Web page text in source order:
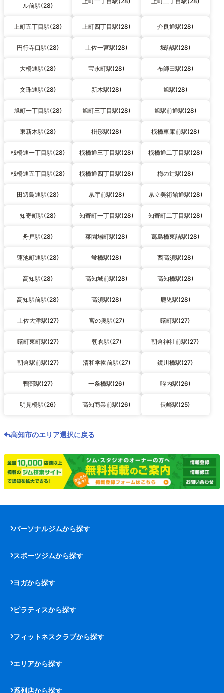
ル前駅(28)
上町五丁目駅(28) 上町四丁目駅(28) 介良通駅(28)
円行寺口駅(28) 土佐一宮駅(28) 堀詰駅(28)
大橋通駅(28) 宝永町駅(28) 布師田駅(28)
文珠通駅(28) 新木駅(28) 旭駅(28)
旭町一丁目駅(28) 旭町三丁目駅(28) 旭駅前通駅(28)
東新木駅(28) 枡形駅(28) 桟橋車庫前駅(28)
桟橋通一丁目駅(28) 桟橋通三丁目駅(28) 桟橋通二丁目駅(28)
桟橋通五丁目駅(28) 桟橋通四丁目駅(28) 梅の辻駅(28)
田辺島通駅(28) 県庁前駅(28) 県立美術館通駅(28)
知寄町駅(28) 知寄町一丁目駅(28) 知寄町二丁目駅(28)
舟戸駅(28) 菜園場町駅(28) 葛島橋東詰駅(28)
蓮池町通駅(28) 蛍橋駅(28) 西高須駅(28)
高知駅(28) 高知城前駅(28) 高知橋駅(28)
高知駅前駅(28) 高須駅(28) 鹿児駅(28)
土佐大津駅(27) 宮の奥駅(27) 曙町駅(27)
曙町東町駅(27) 朝倉駅(27) 朝倉神社前駅(27)
朝倉駅前駅(27) 清和学園前駅(27) 鏡川橋駅(27)
鴨部駅(27) 一条橋駅(26) 咥内駅(26)
明見橋駅(26) 高知商業前駅(26) 長崎駅(25)
高知市のエリア選択に戻る
パーソナルジムから探す
スポーツジムから探す
ヨガから探す
ピラティスから探す
フィットネスクラブから探す
エリアから探す
系列店から探す